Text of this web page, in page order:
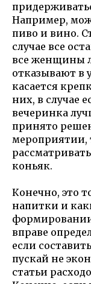
Например,
пиво и вино.
случае все
все женщины
отказывают в
касается
них, в случае
вечеринка
принято
мероприятии,
коньяк.
Конечно, это
напитки и
вправе
если
пускай не
статьи